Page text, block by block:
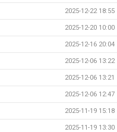
2025-12-22 18:55
2025-12-20 10:00
2025-12-16 20:04
2025-12-06 13:22
2025-12-06 13:21
2025-12-06 12:47
2025-11-19 15:18
2025-11-19 13:30